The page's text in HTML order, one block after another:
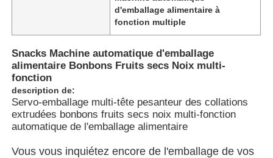
Nous contacter
nouvelles
Les affaires
Machines à emballer en rotation
d'emballage alimentaire à
fonction multiple
Snacks Machine automatique d'emballage
alimentaire Bonbons Fruits secs Noix multi-
fonction
description de:
Servo-emballage multi-tête pesanteur des collations
extrudées bonbons fruits secs noix multi-fonction
automatique de l'emballage alimentaire
Vous vous inquiétez encore de l'emballage de vos